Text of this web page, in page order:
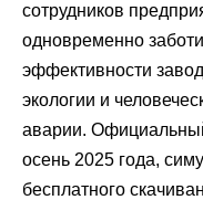
сотрудников
одновременно
эффективности
экологии и
аварии.
осень 2025 года,
бесплатного